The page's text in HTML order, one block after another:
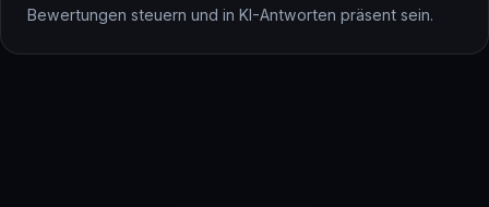
Bewertungen steuern und in KI-Antworten präsent sein.